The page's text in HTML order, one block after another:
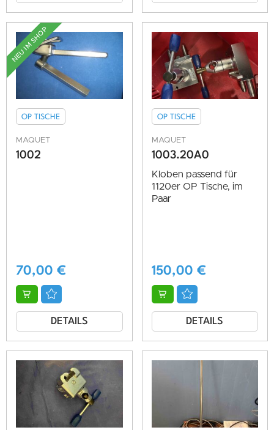
NEU IM SHOP
OP TISCHE
MAQUET
1002
70,00 €
DETAILS
OP TISCHE
MAQUET
1003.20A0
Kloben passend für
1120er OP Tische, im
Paar
150,00 €
DETAILS